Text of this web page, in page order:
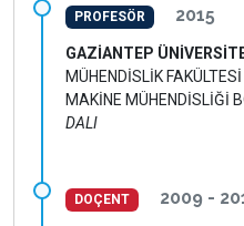
PROFESÖR 2015
GAZİANTEP
MÜHENDİSLİK FAKÜLTESİ
MAKİNE MÜHENDİSLİĞİ
DALI
DOÇENT 2009 -